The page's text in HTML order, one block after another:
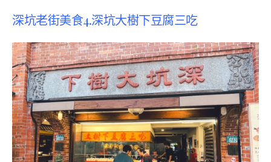
深坑老街美食4.深坑大樹下豆腐三吃